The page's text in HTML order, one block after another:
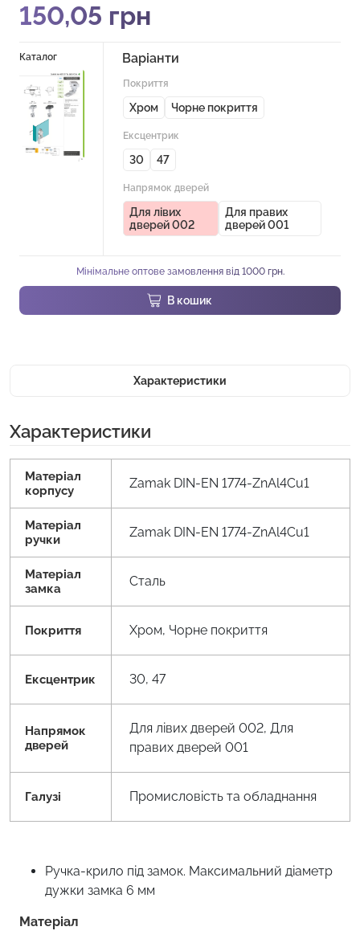
150,05 грн
Каталог Варіанти
Покриття
Хром Чорне покриття
Ексцентрик
30 47
Напрямок дверей
Для лівих
дверей 002
Для правих
дверей 001
Мінімальне оптове замовлення від 1000 грн.
В кошик
Характеристики
Характеристики
Матеріал
корпусу
Zamak DIN-EN 1774-ZnAl4Cu1
Матеріал
ручки
Zamak DIN-EN 1774-ZnAl4Cu1
Матеріал
замка
Сталь
Покриття Хром, Чорне покриття
Ексцентрик 30, 47
Напрямок
дверей
Для лівих дверей 002, Для
правих дверей 001
Галузі Промисловість та обладнання
Ручка-крило під замок. Максимальний діаметр
дужки замка 6 мм
Матеріал